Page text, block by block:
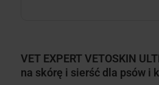
VET EXPERT VETOSKIN
na skórę i sierść dla psów i